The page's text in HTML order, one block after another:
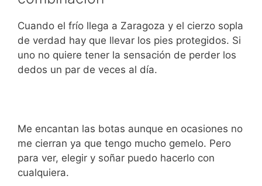
Cuando el frío llega a Zaragoza y el cierzo sopla
de verdad hay que llevar los pies protegidos. Si
uno no quiere tener la sensación de perder los
dedos un par de veces al día.
Me encantan las botas aunque en ocasiones no
me cierran ya que tengo mucho gemelo. Pero
para ver, elegir y soñar puedo hacerlo con
cualquiera.